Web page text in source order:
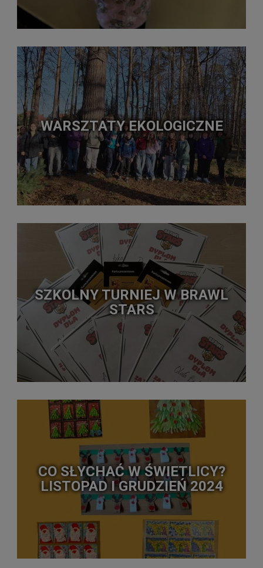
WARSZTATY EKOLOGICZNE
SZKOLNY TURNIEJ W BRAWL
STARS
CO SŁYCHAĆ W ŚWIETLICY?
LISTOPAD I GRUDZIEŃ 2024